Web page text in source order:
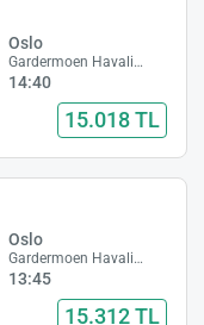
Oslo
Gardermoen Havalimanı
14:40
15.018 TL
Oslo
Gardermoen Havalimanı
13:45
15.312 TL